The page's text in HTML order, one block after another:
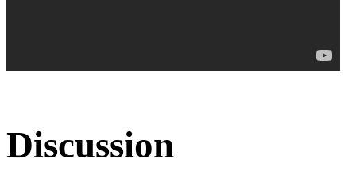
Discussion